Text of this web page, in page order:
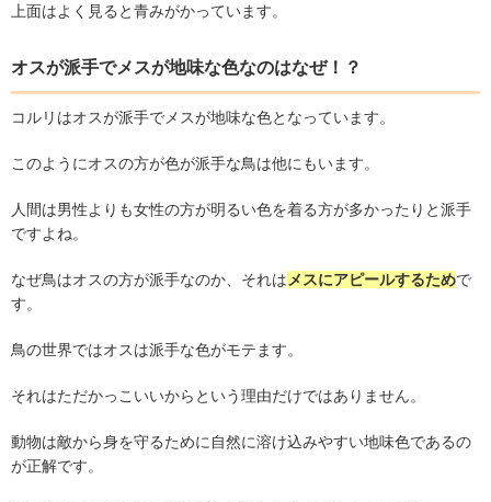
上面はよく見ると青みがかっています。
オスが派手でメスが地味な色なのはなぜ！？
コルリはオスが派手でメスが地味な色となっています。
このようにオスの方が色が派手な鳥は他にもいます。
人間は男性よりも女性の方が明るい色を着る方が多かったりと派手
ですよね。
なぜ鳥はオスの方が派手なのか、それはメスにアピールするためで
す。
鳥の世界ではオスは派手な色がモテます。
それはただかっこいいからという理由だけではありません。
動物は敵から身を守るために自然に溶け込みやすい地味色であるの
が正解です。